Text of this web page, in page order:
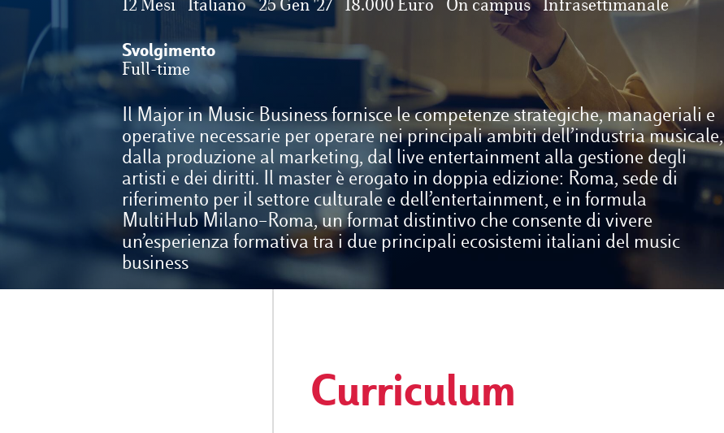
12 Mesi Italiano 25 Gen '27 18.000 Euro On campus Infrasettimanale
Svolgimento
Full-time
Il Major in Music Business fornisce le competenze strategiche, manageriali e
operative necessarie per operare nei principali ambiti dell’industria musicale,
dalla produzione al marketing, dal live entertainment alla gestione degli
artisti e dei diritti. Il master è erogato in doppia edizione: Roma, sede di
riferimento per il settore culturale e dell’entertainment, e in formula
MultiHub Milano–Roma, un format distintivo che consente di vivere
un’esperienza formativa tra i due principali ecosistemi italiani del music
business
Curriculum